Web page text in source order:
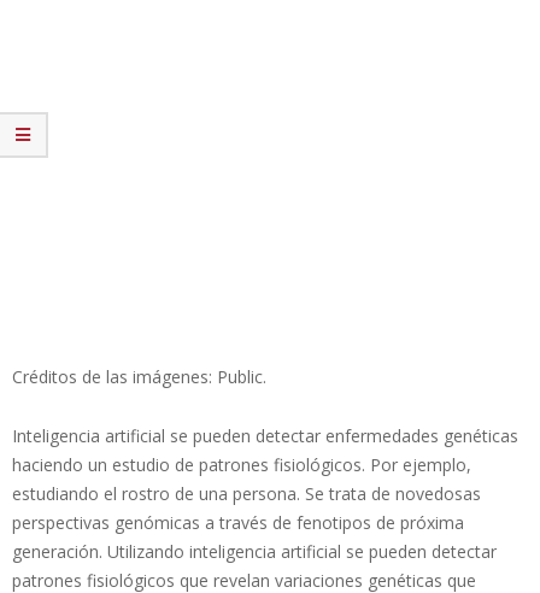
Créditos de las imágenes: Public.
Inteligencia artificial se pueden detectar enfermedades genéticas
haciendo un estudio de patrones fisiológicos. Por ejemplo,
estudiando el rostro de una persona. Se trata de novedosas
perspectivas genómicas a través de fenotipos de próxima
generación. Utilizando inteligencia artificial se pueden detectar
patrones fisiológicos que revelan variaciones genéticas que